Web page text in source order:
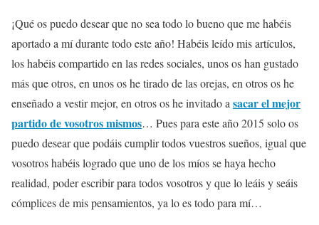
¡Qué os puedo desear que no sea todo lo bueno que me habéis
aportado a mí durante todo este año! Habéis leído mis artículos,
los habéis compartido en las redes sociales, unos os han gustado
más que otros, en unos os he tirado de las orejas, en otros os he
enseñado a vestir mejor, en otros os he invitado a sacar el mejor
partido de vosotros mismos… Pues para este año 2015 solo os
puedo desear que podáis cumplir todos vuestros sueños, igual que
vosotros habéis logrado que uno de los míos se haya hecho
realidad, poder escribir para todos vosotros y que lo leáis y seáis
cómplices de mis pensamientos, ya lo es todo para mí…